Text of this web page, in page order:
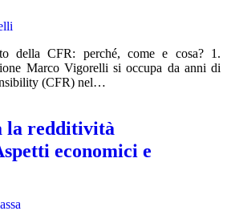
della CFR: perché, come e cosa? 1.
Marco Vigorelli si occupa da anni di
(CFR) nel…
la redditività
economici e